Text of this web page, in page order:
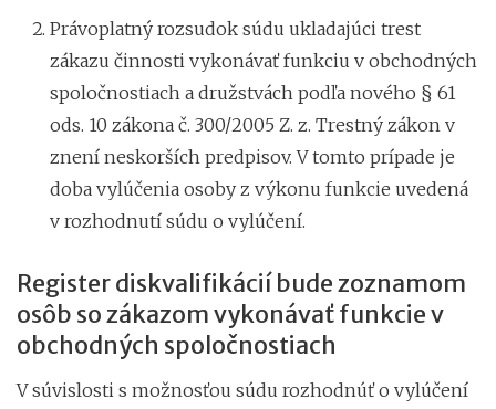
Právoplatný rozsudok súdu ukladajúci trest
zákazu činnosti vykonávať funkciu v obchodných
spoločnostiach a družstvách podľa nového § 61
ods. 10 zákona č. 300/2005 Z. z. Trestný zákon v
znení neskorších predpisov. V tomto prípade je
doba vylúčenia osoby z výkonu funkcie uvedená
v rozhodnutí súdu o vylúčení.
Register diskvalifikácií bude zoznamom
osôb so zákazom vykonávať funkcie v
obchodných spoločnostiach
V súvislosti s možnosťou súdu rozhodnúť o vylúčení